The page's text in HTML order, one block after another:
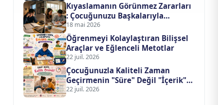
Kıyaslamanın Görünmez Zararları
: Çocuğunuzu Başkalarıyla
Yarıştırmayı Bıraktığınızda Ne
Değişir?
18 mai 2026
Öğrenmeyi Kolaylaştıran Bilişsel
Araçlar ve Eğlenceli Metotlar
22 juil. 2026
Çocuğunuzla Kaliteli Zaman
Geçirmenin "Süre" Değil "İçerik"
Formülü
22 juil. 2026